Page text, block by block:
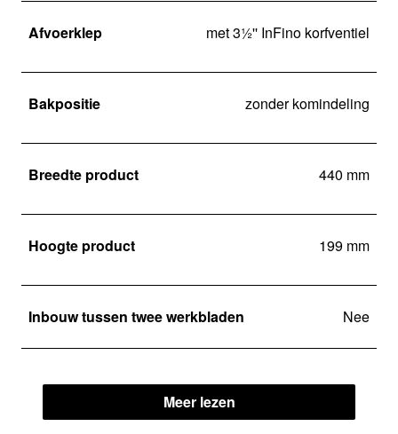
Afvoerklep met 3½'' InFino korfventiel
Bakpositie zonder komindeling
Breedte product 440 mm
Hoogte product 199 mm
Inbouw tussen twee werkbladen Nee
Meer lezen